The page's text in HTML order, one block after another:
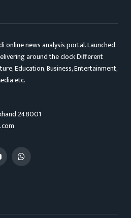
online news analysis portal. Launched
around the clock Different
Education, Business, Entertainment,
etc.
248001
WhatsApp